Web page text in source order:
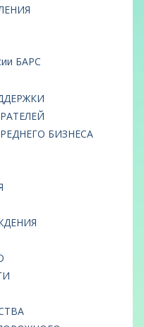
БАРС
БИЗНЕСА